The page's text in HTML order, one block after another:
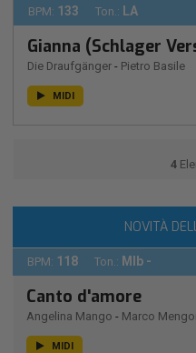
BPM: 133 Ton.: LA
Gianna (Schlager
Die Draufgänger - Pietro Basile
MIDI
4
NOVITÀ
BPM: 118 Ton.: MIb -
Canto d'amore
Angelina Mango - Marco
MIDI